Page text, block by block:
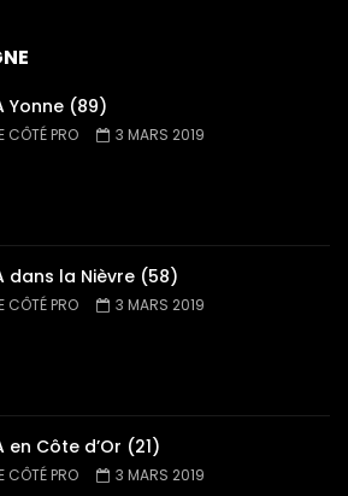
Yonne (89)
CÔTÉ PRO 3 MARS 2019
dans la Nièvre (58)
CÔTÉ PRO 3 MARS 2019
en Côte d’Or (21)
CÔTÉ PRO 3 MARS 2019